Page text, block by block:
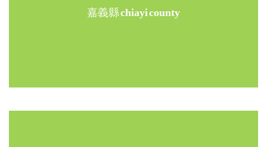
嘉義縣chiayi county